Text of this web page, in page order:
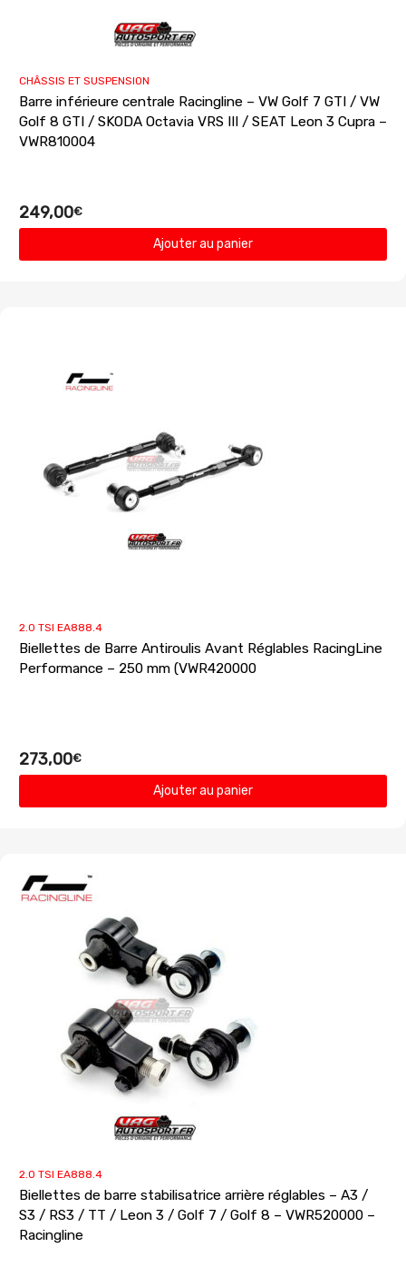
CHÂSSIS ET SUSPENSION
Barre inférieure centrale Racingline – VW Golf 7 GTI / VW
Golf 8 GTI / SKODA Octavia VRS III / SEAT Leon 3 Cupra –
VWR810004
249,00€
Ajouter au panier
2.0 TSI EA888.4
Biellettes de Barre Antiroulis Avant Réglables RacingLine
Performance – 250 mm (VWR420000
273,00€
Ajouter au panier
2.0 TSI EA888.4
Biellettes de barre stabilisatrice arrière réglables – A3 /
S3 / RS3 / TT / Leon 3 / Golf 7 / Golf 8 – VWR520000 –
Racingline